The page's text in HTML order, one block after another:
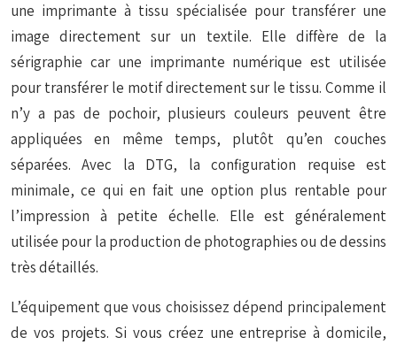
une imprimante à tissu spécialisée pour transférer une
image directement sur un textile. Elle diffère de la
sérigraphie car une imprimante numérique est utilisée
pour transférer le motif directement sur le tissu. Comme il
n’y a pas de pochoir, plusieurs couleurs peuvent être
appliquées en même temps, plutôt qu’en couches
séparées. Avec la DTG, la configuration requise est
minimale, ce qui en fait une option plus rentable pour
l’impression à petite échelle. Elle est généralement
utilisée pour la production de photographies ou de dessins
très détaillés.
L’équipement que vous choisissez dépend principalement
de vos projets. Si vous créez une entreprise à domicile,